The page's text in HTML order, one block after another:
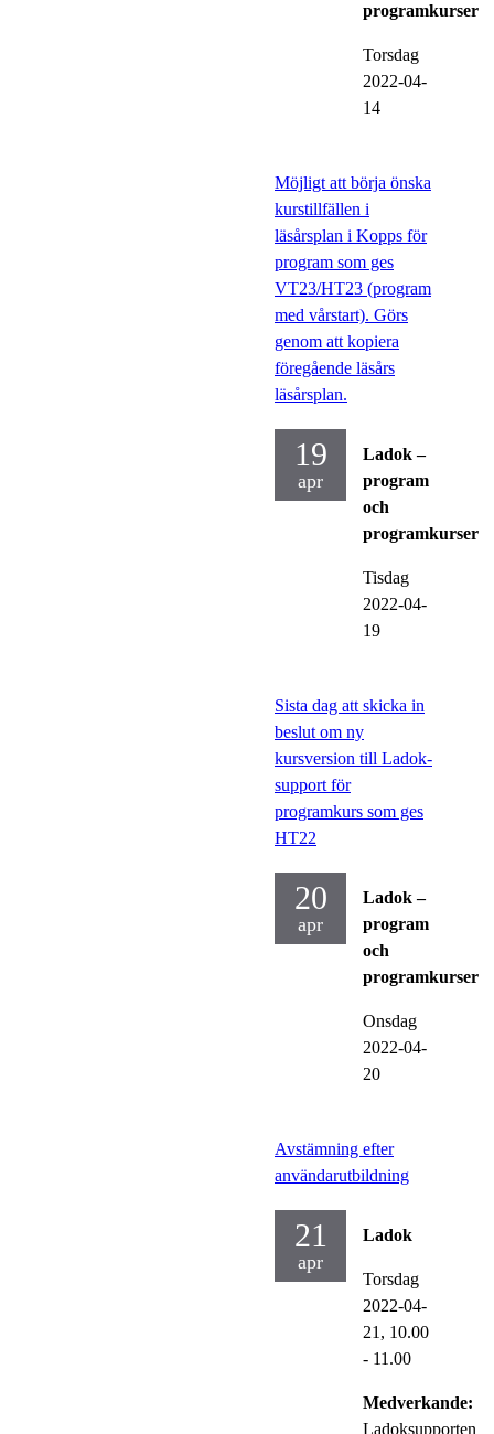
programkurser
Torsdag
2022-04-
14
Möjligt att börja önska
kurstillfällen i
läsårsplan i Kopps för
program som ges
VT23/HT23 (program
med vårstart). Görs
genom att kopiera
föregående läsårs
läsårsplan.
19
apr
Ladok –
program
och
programkurser
Tisdag
2022-04-
19
Sista dag att skicka in
beslut om ny
kursversion till Ladok-
support för
programkurs som ges
HT22
20
apr
Ladok –
program
och
programkurser
Onsdag
2022-04-
20
Avstämning efter
användarutbildning
21
apr
Ladok
Torsdag
2022-04-
21, 10.00
- 11.00
Medverkande:
Ladoksupporten